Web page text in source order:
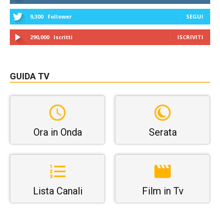
9,300 Follower SEGUI
290,000 Iscritti ISCRIVITI
GUIDA TV
Ora in Onda Serata
Lista Canali Film in Tv